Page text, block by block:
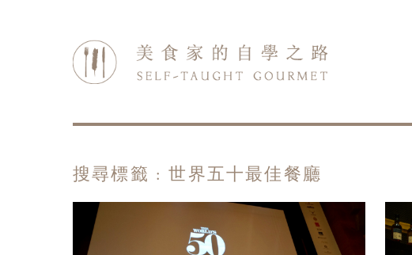
搜尋標籤 : 世界五十最佳餐廳